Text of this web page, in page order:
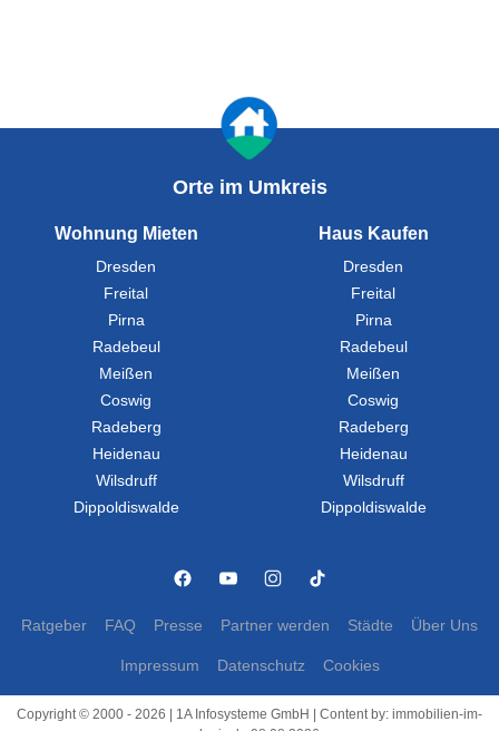
Orte im Umkreis
Wohnung Mieten
Dresden
Freital
Pirna
Radebeul
Meißen
Coswig
Radeberg
Heidenau
Wilsdruff
Dippoldiswalde
Haus Kaufen
Dresden
Freital
Pirna
Radebeul
Meißen
Coswig
Radeberg
Heidenau
Wilsdruff
Dippoldiswalde
Ratgeber FAQ Presse Partner werden Städte Über Uns
Impressum Datenschutz Cookies
Copyright © 2000 - 2026 | 1A Infosysteme GmbH | Content by: immobilien-im-